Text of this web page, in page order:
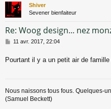
Shiver
Sevener bienfaiteur
Re: Woog design... nez
M
s
11 avr. 2017, 22:04
Pourtant il y a un petit air de famille
Nous naissons tous fous. Quelques-
(Samuel Beckett)